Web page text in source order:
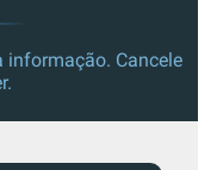
informação. Cancele